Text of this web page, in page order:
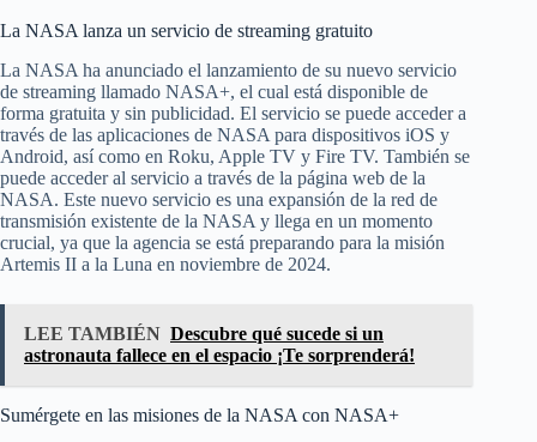
La NASA lanza un servicio de streaming gratuito
La NASA ha anunciado el lanzamiento de su nuevo servicio
de streaming llamado NASA+, el cual está disponible de
forma gratuita y sin publicidad. El servicio se puede acceder a
través de las aplicaciones de NASA para dispositivos iOS y
Android, así como en Roku, Apple TV y Fire TV. También se
puede acceder al servicio a través de la página web de la
NASA. Este nuevo servicio es una expansión de la red de
transmisión existente de la NASA y llega en un momento
crucial, ya que la agencia se está preparando para la misión
Artemis II a la Luna en noviembre de 2024.
LEE TAMBIÉN Descubre qué sucede si un
astronauta fallece en el espacio ¡Te sorprenderá!
Sumérgete en las misiones de la NASA con NASA+